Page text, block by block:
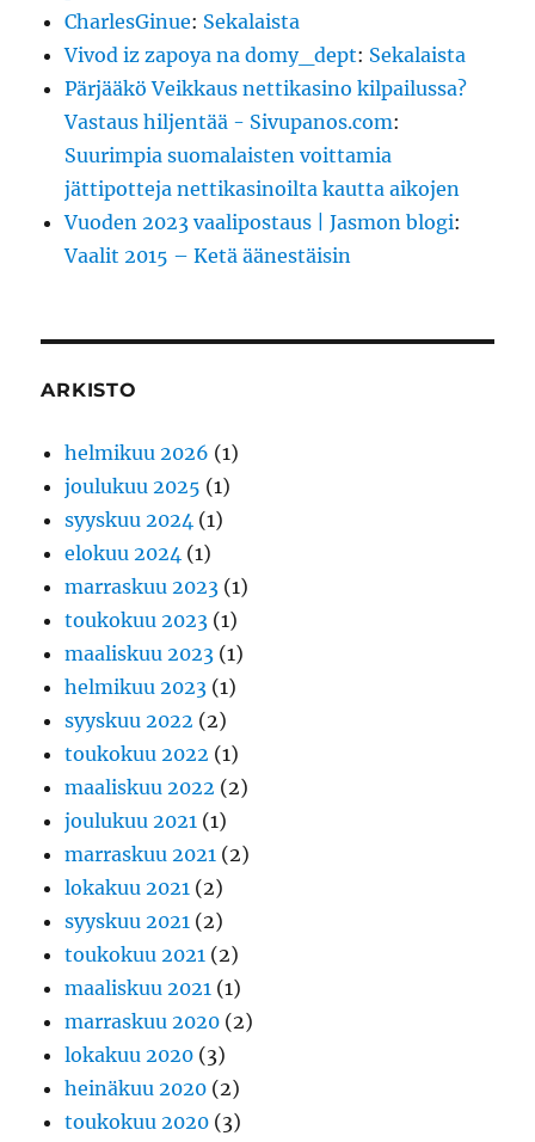
CharlesGinue: Sekalaista
Vivod iz zapoya na domy_dept: Sekalaista
Pärjääkö Veikkaus nettikasino kilpailussa?
Vastaus hiljentää - Sivupanos.com:
Suurimpia suomalaisten voittamia
jättipotteja nettikasinoilta kautta aikojen
Vuoden 2023 vaalipostaus | Jasmon blogi:
Vaalit 2015 – Ketä äänestäisin
ARKISTO
helmikuu 2026 (1)
joulukuu 2025 (1)
syyskuu 2024 (1)
elokuu 2024 (1)
marraskuu 2023 (1)
toukokuu 2023 (1)
maaliskuu 2023 (1)
helmikuu 2023 (1)
syyskuu 2022 (2)
toukokuu 2022 (1)
maaliskuu 2022 (2)
joulukuu 2021 (1)
marraskuu 2021 (2)
lokakuu 2021 (2)
syyskuu 2021 (2)
toukokuu 2021 (2)
maaliskuu 2021 (1)
marraskuu 2020 (2)
lokakuu 2020 (3)
heinäkuu 2020 (2)
toukokuu 2020 (3)